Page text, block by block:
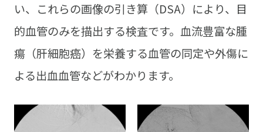
い、これらの画像の引き算（DSA）により、目
的血管のみを描出する検査です。血流豊富な腫
瘍（肝細胞癌）を栄養する血管の同定や外傷に
よる出血血管などがわかります。